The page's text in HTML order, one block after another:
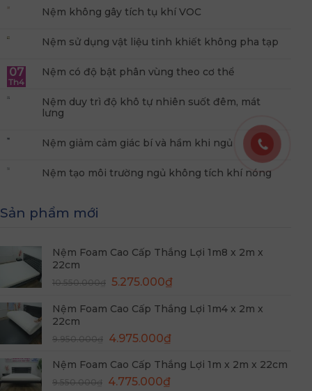
Nệm không gây tích tụ khí VOC
Nệm sử dụng vật liệu tinh khiết không pha tạp
07
Th4
Nệm có độ bật phân vùng theo cơ thể
Nệm duy trì độ khô tự nhiên suốt đêm, mát
lưng
Nệm giảm cảm giác bí và hầm khi ngủ
Nệm tạo môi trường ngủ không tích khí nóng
Sản phẩm mới
Nệm Foam Cao Cấp Thắng Lợi 1m8 x 2m x
22cm
10.550.000₫ Giá
là:
5.275.000₫Giá
tại
Nệm Foam Cao Cấp Thắng Lợi 1m4 x 2m x
22cm
9.950.000₫ Giá
là:
9.950.000₫.
4.975.000₫Giá
tại
là:
Nệm Foam Cao Cấp Thắng Lợi 1m x 2m x 22cm
9.550.000₫ Giá
4.775.000₫Giá